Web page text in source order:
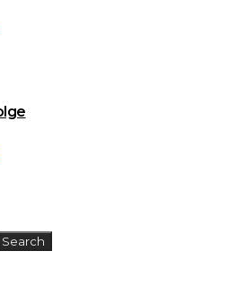
Search